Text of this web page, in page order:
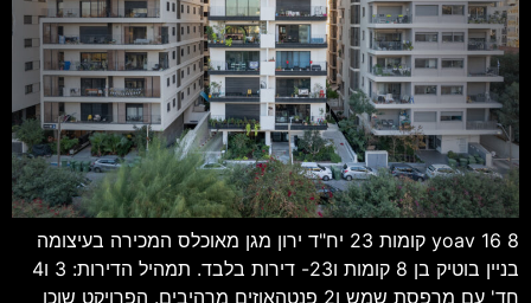
yoav 16 8 קומות 23 יח"ד ירון מגן מאוכלס המכירה בעיצומה
בניין בוטיק בן 8 קומות ו23- דירות בלבד. תמהיל הדירות: 3 ו4
חד' עם מרפסת שמש ו2 פנטהאוזים מרהיבים. הפרויקט שוכן